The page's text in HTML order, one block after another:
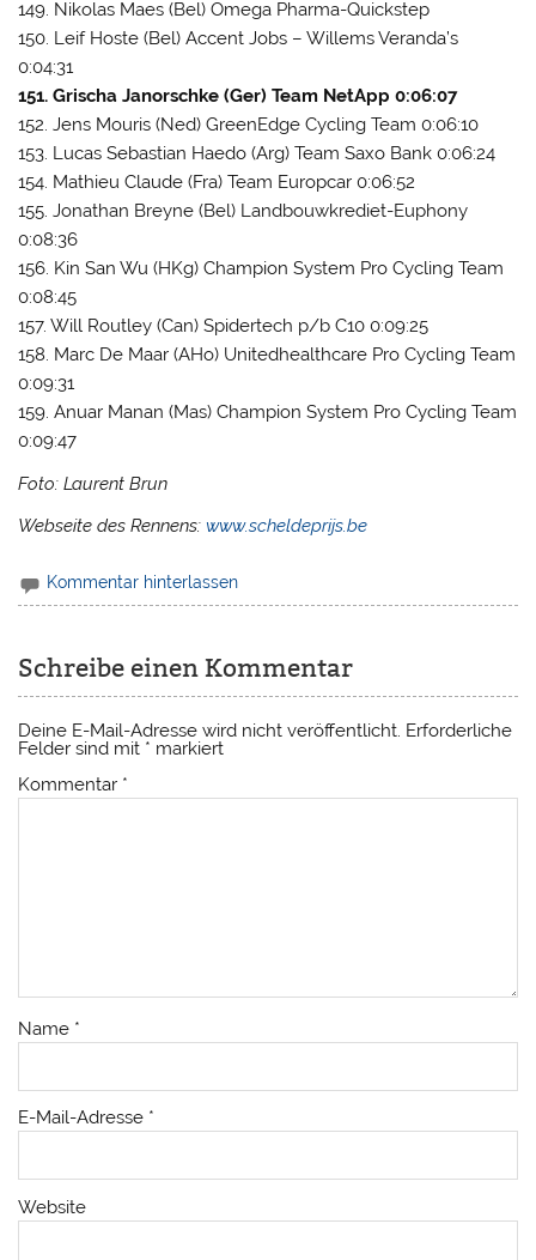
149. Nikolas Maes (Bel) Omega Pharma-Quickstep
150. Leif Hoste (Bel) Accent Jobs – Willems Veranda’s
0:04:31
151. Grischa Janorschke (Ger) Team NetApp 0:06:07
152. Jens Mouris (Ned) GreenEdge Cycling Team 0:06:10
153. Lucas Sebastian Haedo (Arg) Team Saxo Bank 0:06:24
154. Mathieu Claude (Fra) Team Europcar 0:06:52
155. Jonathan Breyne (Bel) Landbouwkrediet-Euphony
0:08:36
156. Kin San Wu (HKg) Champion System Pro Cycling Team
0:08:45
157. Will Routley (Can) Spidertech p/b C10 0:09:25
158. Marc De Maar (AHo) Unitedhealthcare Pro Cycling Team
0:09:31
159. Anuar Manan (Mas) Champion System Pro Cycling Team
0:09:47
Foto: Laurent Brun
Webseite des Rennens:www.scheldeprijs.be
Kommentar hinterlassen
Schreibe einen Kommentar
Deine E-Mail-Adresse wird nicht veröffentlicht. Erforderliche
Felder sind mit * markiert
Kommentar *
Name *
E-Mail-Adresse *
Website